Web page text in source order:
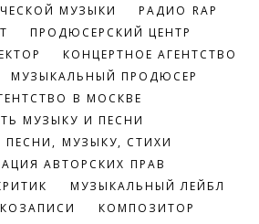
МУЗЫКИ
РАДИО RAP
ПРОДЮСЕРСКИЙ ЦЕНТР
КОНЦЕРТНОЕ АГЕНТСТВО
МУЗЫКАЛЬНЫЙ ПРОДЮСЕР
В МОСКВЕ
МУЗЫКУ И ПЕСНИ
ПЕСНИ, МУЗЫКУ, СТИХИ
АВТОРСКИХ ПРАВ
МУЗЫКАЛЬНЫЙ ЛЕЙБЛ
КОМПОЗИТОР